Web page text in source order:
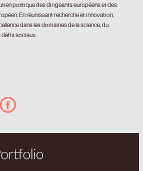
politique des dirigeants européens et des
En réunissant recherche et innovation,
dans les domaines de la science, du
défis sociaux.